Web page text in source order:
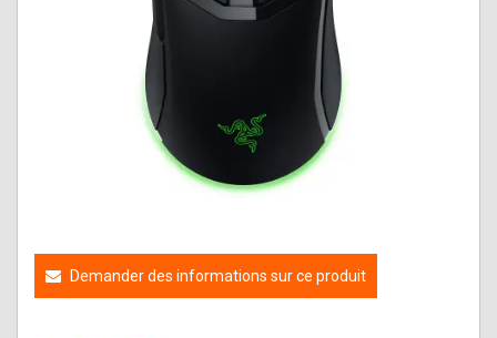
Demander des informations sur ce produit